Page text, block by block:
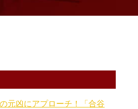
元凶にアプローチ！「合谷